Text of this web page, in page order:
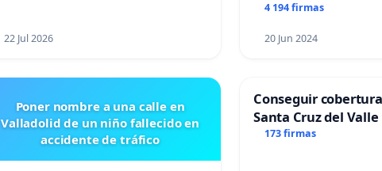
22 Jul 2026
4 194 firmas
20 Jun 2024
Poner nombre a una calle en
Valladolid de un niño fallecido en
accidente de tráfico
Conseguir
Santa Cruz del
173 firmas